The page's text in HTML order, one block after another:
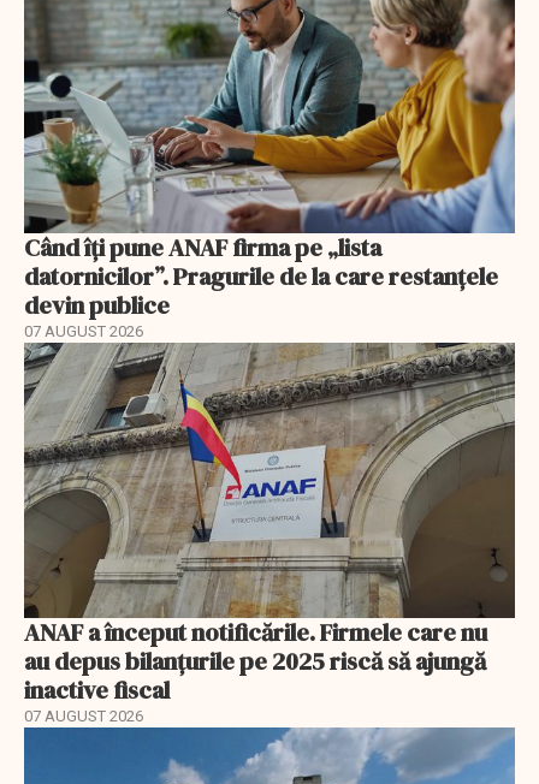
Când îți pune ANAF firma pe „lista
datornicilor”. Pragurile de la care restanțele
devin publice
07 AUGUST 2026
ANAF a început notificările. Firmele care nu
au depus bilanțurile pe 2025 riscă să ajungă
inactive fiscal
07 AUGUST 2026